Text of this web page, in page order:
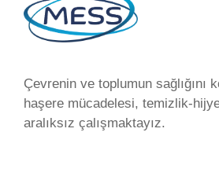
Çevrenin ve toplumun sağlığını
haşere mücadelesi, temizlik-
aralıksız çalışmaktayız.